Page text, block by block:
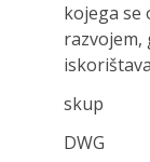
kojega se
razvojem,
skup
DWG